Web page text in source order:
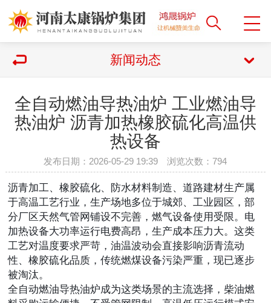
新闻动态
全自动燃油导热油炉 工业燃油导
热油炉 沥青加热橡胶硫化高温供
热设备
发布日期：2026-05-29 19:39 浏览次数：794
沥青加工、橡胶硫化、防水材料制造、道路建材生产属
于高温工艺行业，生产场地多位于城郊、工业园区，部
分厂区天然气管网铺设不完善，燃气设备使用受限。电
加热设备大功率运行电费高昂，生产成本压力大。这类
工艺对温度要求严苛，油温波动会直接影响沥青流动
性、橡胶硫化品质，传统燃煤设备污染严重，现已逐步
被淘汰。
全自动燃油导热油炉成为这类场景的主流选择，柴油燃